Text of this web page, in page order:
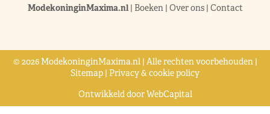
ModekoninginMaxima.nl| Boeken| Over ons| Contact
© 2026 ModekoninginMaxima.nl | Alle rechten voorbehouden |
Sitemap | Privacy & cookie policy
Ontwikkeld doorWebCapital